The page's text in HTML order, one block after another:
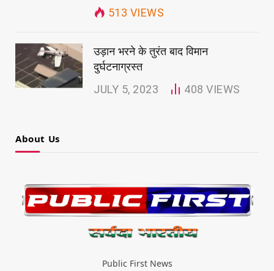
513 VIEWS
उड़ान भरने के तुरंत बाद विमान
दुर्घटनाग्रस्त
JULY 5, 2023 408VIEWS
About Us
Public First News